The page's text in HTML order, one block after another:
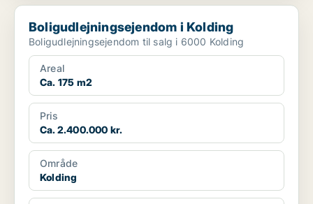
Boligudlejningsejendom i Kolding
Boligudlejningsejendom i Kolding
Boligudlejningsejendom til salg i 6000 Kolding
Areal
Ca. 175 m2
Pris
Ca. 2.400.000 kr.
Område
Kolding